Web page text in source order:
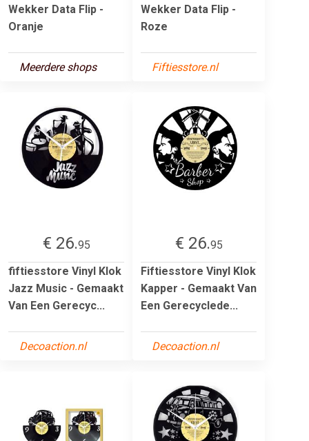
Wekker Data Flip -
Oranje
Meerdere shops
Wekker Data Flip -
Roze
Fiftiesstore.nl
€ 26.95
fiftiesstore Vinyl Klok
Jazz Music - Gemaakt
Van Een Gerecyc...
Decoaction.nl
€ 26.95
Fiftiesstore Vinyl Klok
Kapper - Gemaakt Van
Een Gerecyclede...
Decoaction.nl